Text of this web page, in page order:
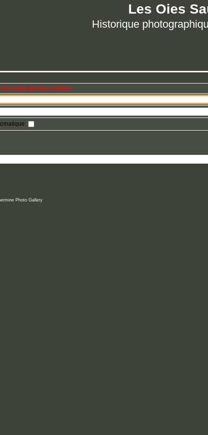
Les Oies
Historique
pas les cookies
Photo Gallery